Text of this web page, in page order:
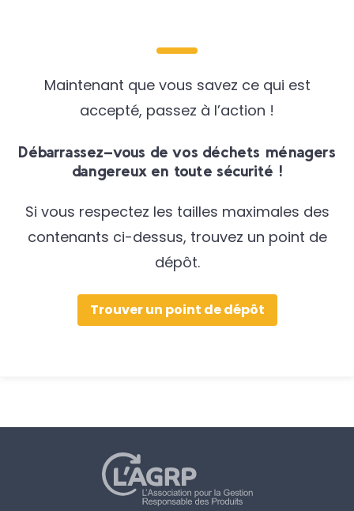
Maintenant que vous savez ce qui est
accepté, passez à l’action !
Débarrassez-vous de vos déchets ménagers
dangereux en toute sécurité !
Si vous respectez les tailles maximales des
contenants ci-dessus, trouvez un point de
dépôt.
Trouver un point de dépôt